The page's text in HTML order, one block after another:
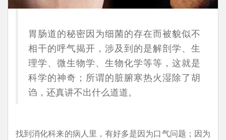
胃肠道的秘密因为细菌的存在而被貌似不
相干的呼气揭开，涉及到的是解剖学、生
理学、微生物学、生物化学等等，这就是
科学的神奇；所谓的脏腑寒热火湿除了胡
诌，还真讲不出什么道道。
找到消化科来的病人里，有好多是因为口气问题；因为